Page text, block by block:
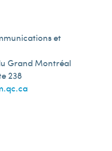
et
Grand Montréal
238